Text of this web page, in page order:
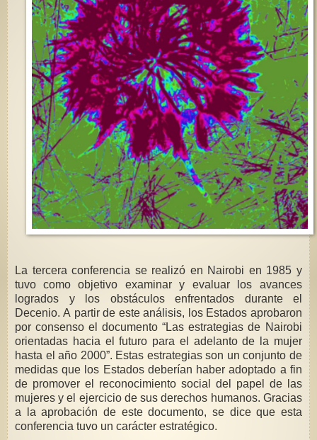
La tercera conferencia se realizó en Nairobi en 1985 y
tuvo como objetivo examinar y evaluar los avances
logrados y los obstáculos enfrentados durante el
Decenio. A partir de este análisis, los Estados aprobaron
por consenso el documento “Las estrategias de Nairobi
orientadas hacia el futuro para el adelanto de la mujer
hasta el año 2000”. Estas estrategias son un conjunto de
medidas que los Estados deberían haber adoptado a fin
de promover el reconocimiento social del papel de las
mujeres y el ejercicio de sus derechos humanos. Gracias
a la aprobación de este documento, se dice que esta
conferencia tuvo un carácter estratégico.